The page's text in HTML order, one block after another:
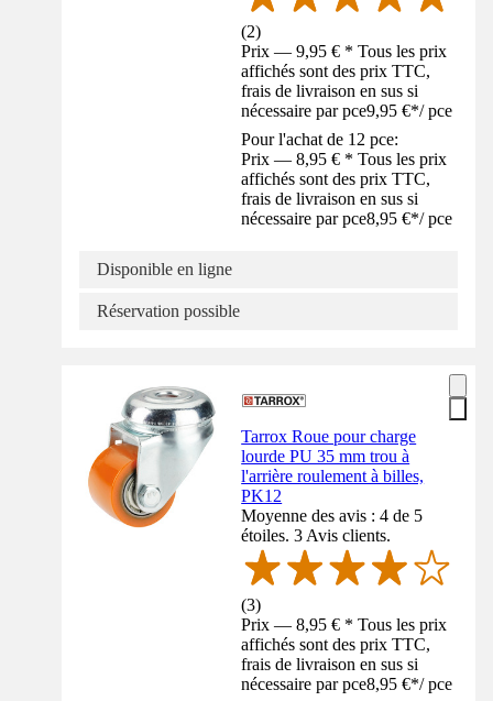
(2)
Prix — 9,95 € * Tous les prix
affichés sont des prix TTC,
frais de livraison en sus si
nécessaire par pce9,95 €*/ pce
Pour l'achat de 12 pce:
Prix — 8,95 € * Tous les prix
affichés sont des prix TTC,
frais de livraison en sus si
nécessaire par pce8,95 €*/ pce
Disponible en ligne
Réservation possible
Tarrox Roue pour charge
lourde PU 35 mm trou à
l'arrière roulement à billes,
PK12
Moyenne des avis : 4 de 5
étoiles. 3 Avis clients.
(3)
Prix — 8,95 € * Tous les prix
affichés sont des prix TTC,
frais de livraison en sus si
nécessaire par pce8,95 €*/ pce